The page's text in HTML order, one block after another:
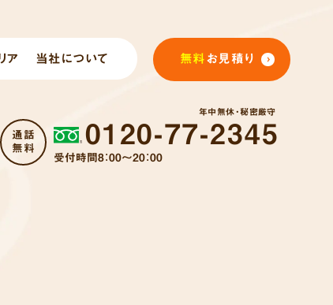
ア 当社について 無料お見積り
0120-77-2345
受付時間8：00～20：00
通話
無料
年中無休・秘密厳守